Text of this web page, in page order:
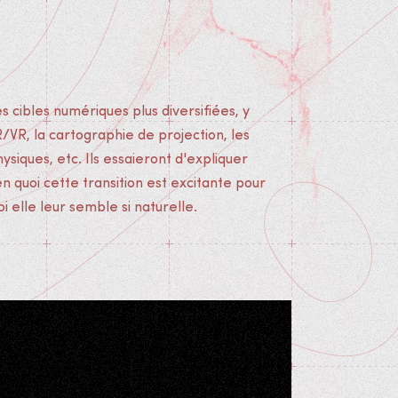
elle leur semble si naturelle.